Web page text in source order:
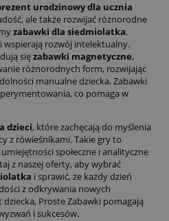
urodzinowy dla ucznia
ale także rozwijać różnorodne
zabawki dla siedmiolatka,
rozwój intelektualny.
sięzabawki magnetyczne,
różnorodnych form, rozwijając
manualne dziecka. Zabawki
co pomaga w
dzieci, które zachęcają do myślenia
z rówieśnikami. Takie gry to
społeczne i analityczne
z naszej oferty, aby wybrać
i sprawić, że każdy dzień
z odkrywania nowych
Proste Zabawki pomagają
i sukcesów.